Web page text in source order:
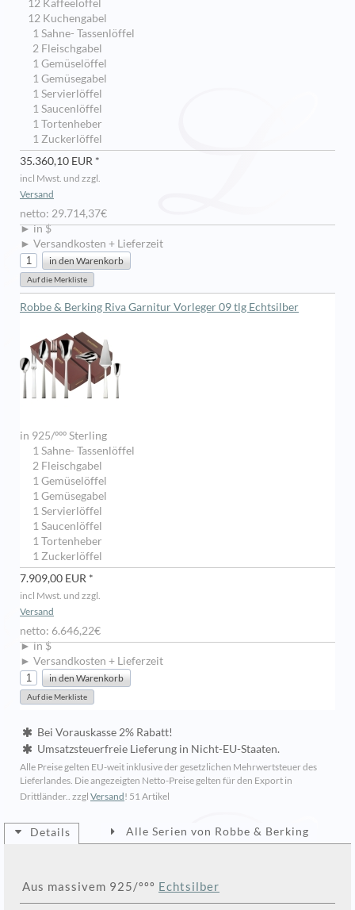
12 Kaffeelöffel
12 Kuchengabel
1 Sahne- Tassenlöffel
2 Fleischgabel
1 Gemüselöffel
1 Gemüsegabel
1 Servierlöffel
1 Saucenlöffel
1 Tortenheber
1 Zuckerlöffel
35.360,10 EUR *
incl Mwst. und zzgl.
Versand
netto: 29.714,37€
► in $
► Versandkosten + Lieferzeit
Robbe & Berking Riva Garnitur Vorleger 09 tlg Echtsilber
in 925/ººº Sterling
1 Sahne- Tassenlöffel
2 Fleischgabel
1 Gemüselöffel
1 Gemüsegabel
1 Servierlöffel
1 Saucenlöffel
1 Tortenheber
1 Zuckerlöffel
7.909,00 EUR *
incl Mwst. und zzgl.
Versand
netto: 6.646,22€
► in $
► Versandkosten + Lieferzeit
Bei Vorauskasse 2% Rabatt!
Umsatzsteuerfreie Lieferung in Nicht-EU-Staaten.
Alle Preise gelten EU-weit inklusive der gesetzlichen Mehrwertsteuer des
Lieferlandes. Die angezeigten Netto-Preise gelten für den Export in
Drittländer.. zzgl Versand! 51 Artikel
Details
Aus massivem 925/ººº Echtsilber
Alle Serien von Robbe & Berking